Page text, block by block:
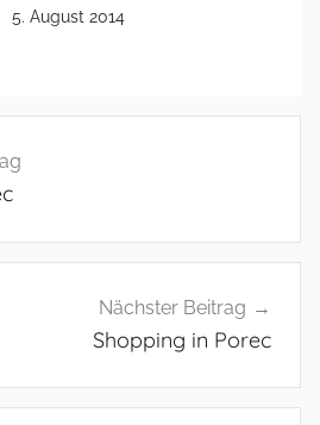
5. August 2014
Nächster Beitrag
Shopping in Porec